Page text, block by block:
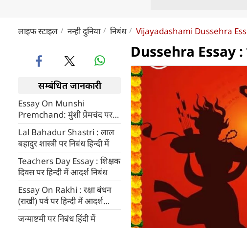
लाइफ स्‍टाइल नन्ही दुनिया निबंध Vijayadashami Dussehra
सम्बंधित जानकारी
Essay On Munshi
Premchand: मुंशी प्रेमचंद पर
पढ़ें हिन्दी में आदर्श निबंध
Lal Bahadur Shastri : लाल
बहादुर शास्त्री पर निबंध हिन्दी में
Teachers Day Essay : शिक्षक
दिवस पर हिन्दी में आदर्श निबंध
Essay On Rakhi : रक्षा बंधन
(राखी) पर्व पर हिन्दी में आदर्श
निबंध
जन्माष्टमी पर निबंध हिंदी में
Dussehra Essay :